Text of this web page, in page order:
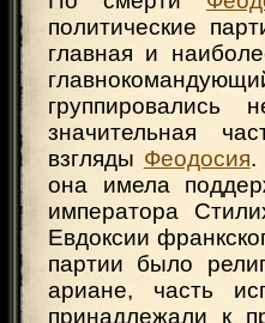
политические
главная и
значительная
взгляды Феодосия.
она имела
императора
Евдоксии
партии было
ариане, часть
принадлежали к